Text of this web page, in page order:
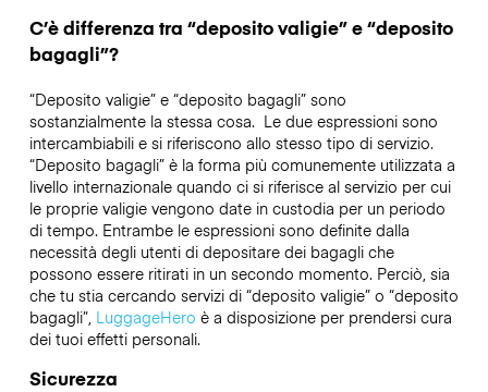
C’è differenza tra “deposito valigie” e “deposito
bagagli”?
“Deposito valigie” e “deposito bagagli” sono
sostanzialmente la stessa cosa. Le due espressioni sono
intercambiabili e si riferiscono allo stesso tipo di servizio.
“Deposito bagagli” è la forma più comunemente utilizzata a
livello internazionale quando ci si riferisce al servizio per cui
le proprie valigie vengono date in custodia per un periodo
di tempo. Entrambe le espressioni sono definite dalla
necessità degli utenti di depositare dei bagagli che
possono essere ritirati in un secondo momento. Perciò, sia
che tu stia cercando servizi di “deposito valigie” o “deposito
bagagli”, LuggageHero è a disposizione per prendersi cura
dei tuoi effetti personali.
Sicurezza